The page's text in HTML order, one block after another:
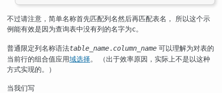
不过请注意，简单名称首先匹配列名然后再匹配表名， 所以这个示
例能有效是因为查询表中没有列的名字为c。
普通限定列名称语法table_name. column_name 可以理解为对表的
当前行的组合值应用域选择。 （出于效率原因，实际上不是以这种
方式实现的。）
当我们写